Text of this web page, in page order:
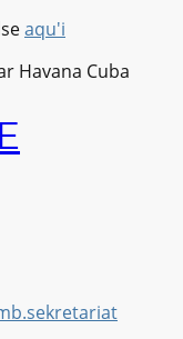
aqu'i
Havana Cuba